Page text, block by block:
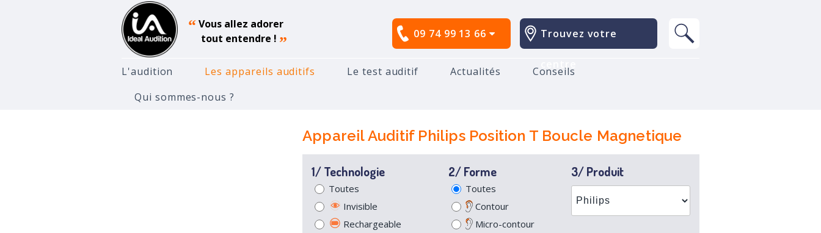
Trouvez votre
09 74 99 13 66
“Vous allez adorer
tout entendre ! ”
L'audition Les appareils auditifs Le test auditif Actualités
Conseils
Qui sommes-nous ?
Accueil Appareils Auditifs
Appareil Auditif Philips Position T Boucle Magnetique
1/ Technologie
Toutes
Invisible
Rechargeable
2/ Forme
Toutes
Contour
Micro-contour
3/ Produit